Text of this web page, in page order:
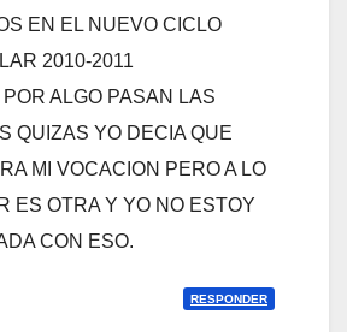
EN EL NUEVO CICLO
2010-2011
POR ALGO PASAN LAS
QUIZAS YO DECIA QUE
MI VOCACION PERO A LO
ES OTRA Y YO NO ESTOY
CON ESO.
RESPONDER